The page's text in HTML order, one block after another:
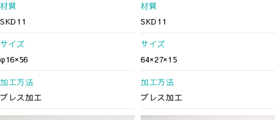
材質
SKD11
サイズ
φ16×56
加工方法
プレス加工
材質
SKD11
サイズ
64×27×15
加工方法
プレス加工